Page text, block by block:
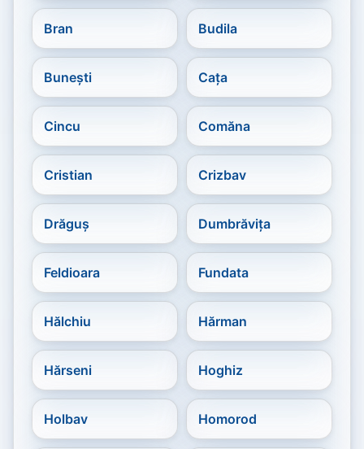
Bran Budila
Bunești Cața
Cincu Comăna
Cristian Crizbav
Drăguș Dumbrăvița
Feldioara Fundata
Hălchiu Hărman
Hărseni Hoghiz
Holbav Homorod